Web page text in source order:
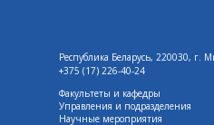
Республика Беларусь, 220030, г.
+375 (17) 226-40-24
Факультеты и кафедры
Управления и подразделения
Научные мероприятия